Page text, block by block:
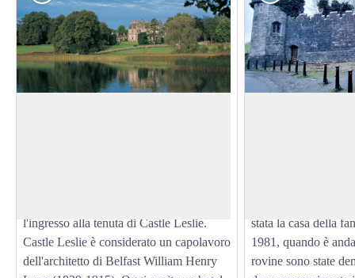
l'ingresso alla tenuta di Castle Leslie.
Castle Leslie è considerato un capolavoro
dell'architetto di Belfast William Henry
stata la casa della
1981, quando è
rovine sono state